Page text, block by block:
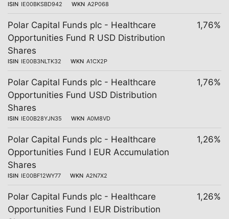
ISIN IE00BKSBD942 WKN A2P068
Polar Capital Funds plc - Healthcare
Opportunities Fund R USD Distribution
Shares
ISIN IE00B3NLTK32 WKN A1CX2P
1,76%
Polar Capital Funds plc - Healthcare
Opportunities Fund USD Distribution
Shares
ISIN IE00B28YJN35 WKN A0M8VD
1,76%
Polar Capital Funds plc - Healthcare
Opportunities Fund I EUR Accumulation
Shares
ISIN IE00BF12WY77 WKN A2N7X2
1,26%
Polar Capital Funds plc - Healthcare
Opportunities Fund I EUR Distribution
1,26%